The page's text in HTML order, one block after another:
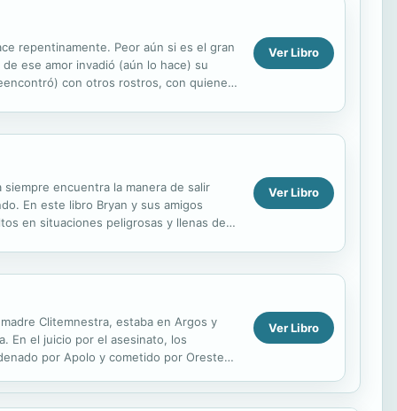
repentinamente. Peor aún si es el gran
ese amor invadió (aún lo hace) su
con otros rostros, con quienes
Ver Libro
encuentra la manera de salir
En este libro Bryan y sus amigos
en situaciones peligrosas y llenas de
Ver Libro
Clitemnestra, estaba en Argos y
En el juicio por el asesinato, los
por Apolo y cometido por Orestes
Ver Libro